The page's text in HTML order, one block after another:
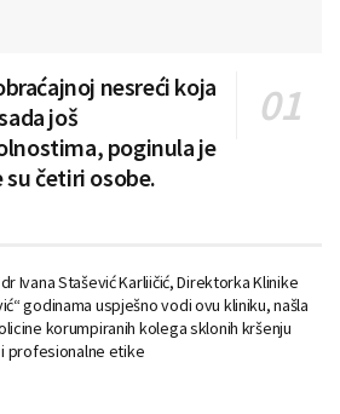
nesreći koja
još
poginula je
su četiri osobe.
Ivana Stašević Karliičić, Direktorka Klinike
godinama uspješno vodi ovu kliniku, našla
korumpiranih kolega sklonih kršenju
profesionalne etike